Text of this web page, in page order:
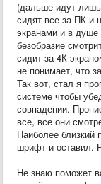
(дальше идут
сидят все за ПК и
экранами и в
безобразие
сидит за 4К
не понимает, что
Так вот, стал я
системе чтобы
совпадении.
все, все они
Наиболее близкий
шрифт и оставил.
Не знаю поможет